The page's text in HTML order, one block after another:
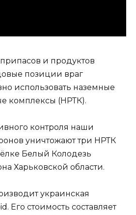
и продуктов
позиции враг
использовать наземные
комплексы (НРТК).
контроля наши
уничтожают три НРТК
Белый Колодезь
Харьковской области.
украинская
Его стоимость составляет